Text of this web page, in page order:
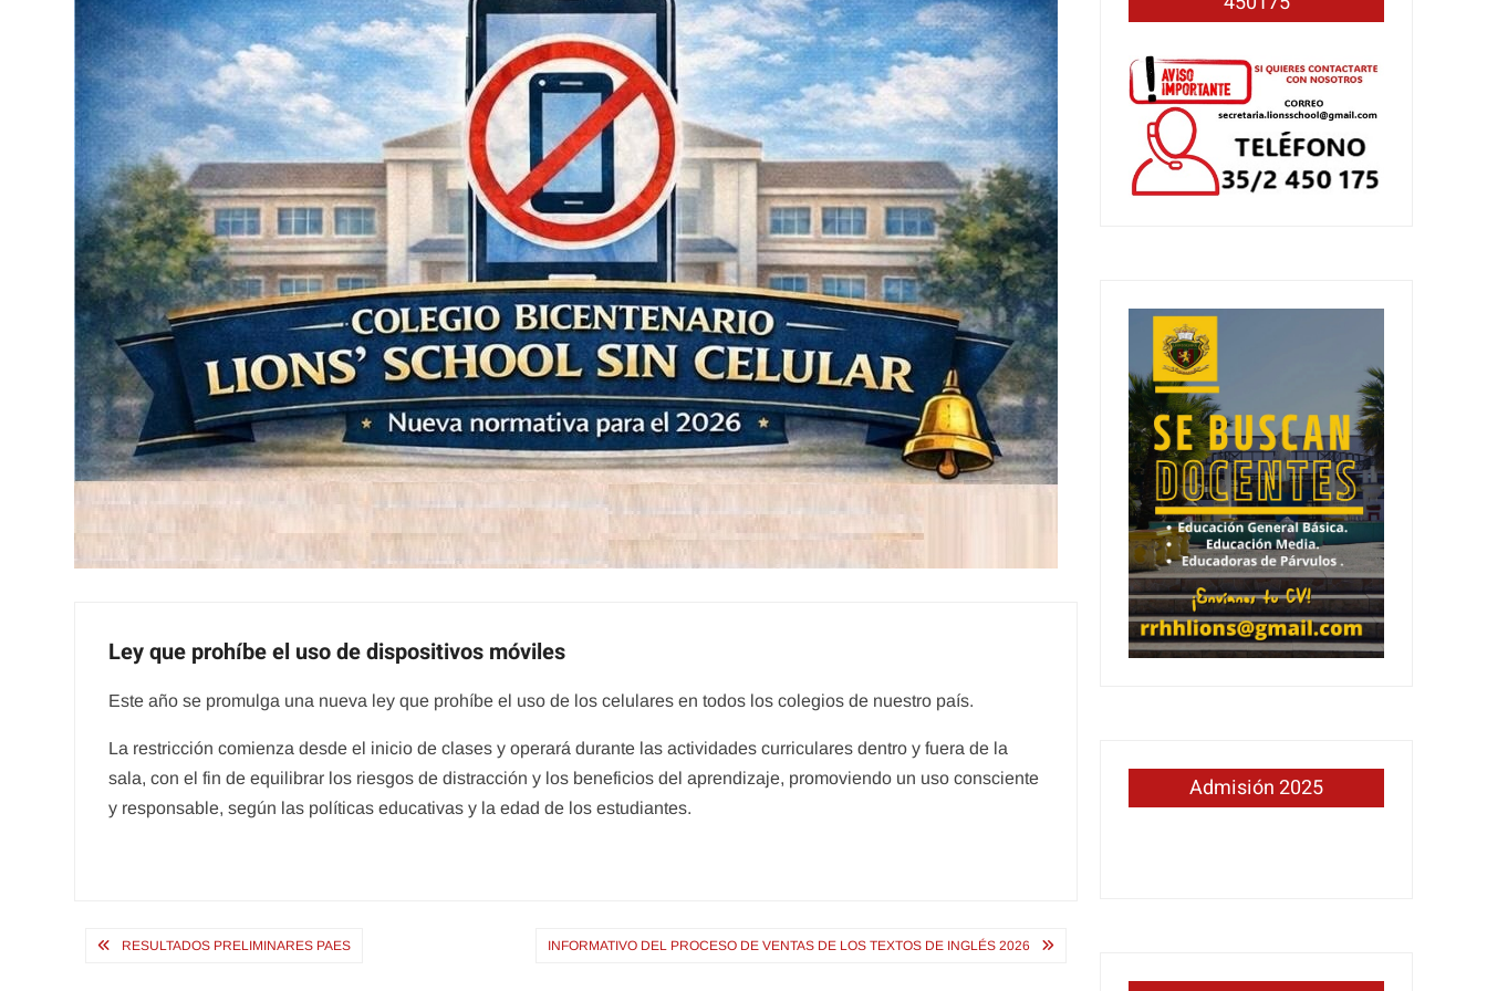
Ley que prohíbe el uso de dispositivos móviles
Este año se promulga una nueva ley que prohíbe el uso de los celulares en todos los colegios de nuestro país.
La restricción comienza desde el inicio de clases y operará durante las actividades curriculares dentro y fuera de la
sala, con el fin de equilibrar los riesgos de distracción y los beneficios del aprendizaje, promoviendo un uso consciente
y responsable, según las políticas educativas y la edad de los estudiantes.
Navegación
RESULTADOS PRELIMINARES PAES INFORMATIVO DEL PROCESO DE VENTAS DE LOS TEXTOS DE INGLÉS 2026
Admisión 2025